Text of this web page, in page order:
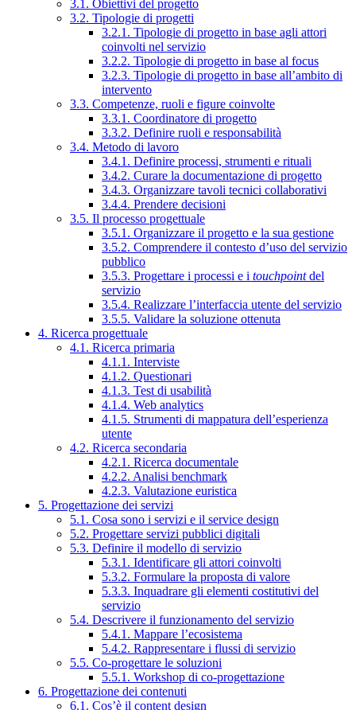
3.1. Obiettivi del progetto
3.2. Tipologie di progetti
3.2.1. Tipologie di progetto in base agli attori
coinvolti nel servizio
3.2.2. Tipologie di progetto in base al focus
3.2.3. Tipologie di progetto in base all’ambito di
intervento
3.3. Competenze, ruoli e figure coinvolte
3.3.1. Coordinatore di progetto
3.3.2. Definire ruoli e responsabilità
3.4. Metodo di lavoro
3.4.1. Definire processi, strumenti e rituali
3.4.2. Curare la documentazione di progetto
3.4.3. Organizzare tavoli tecnici collaborativi
3.4.4. Prendere decisioni
3.5. Il processo progettuale
3.5.1. Organizzare il progetto e la sua gestione
3.5.2. Comprendere il contesto d’uso del servizio
pubblico
3.5.3. Progettare i processi e i touchpointdel
servizio
3.5.4. Realizzare l’interfaccia utente del servizio
3.5.5. Validare la soluzione ottenuta
4. Ricerca progettuale
4.1. Ricerca primaria
4.1.1. Interviste
4.1.2. Questionari
4.1.3. Test di usabilità
4.1.4. Web analytics
4.1.5. Strumenti di mappatura dell’esperienza
utente
4.2. Ricerca secondaria
4.2.1. Ricerca documentale
4.2.2. Analisi benchmark
4.2.3. Valutazione euristica
5. Progettazione dei servizi
5.1. Cosa sono i servizi e il service design
5.2. Progettare servizi pubblici digitali
5.3. Definire il modello di servizio
5.3.1. Identificare gli attori coinvolti
5.3.2. Formulare la proposta di valore
5.3.3. Inquadrare gli elementi costitutivi del
servizio
5.4. Descrivere il funzionamento del servizio
5.4.1. Mappare l’ecosistema
5.4.2. Rappresentare i flussi di servizio
5.5. Co-progettare le soluzioni
5.5.1. Workshop di co-progettazione
6. Progettazione dei contenuti
6.1. Cos’è il content design